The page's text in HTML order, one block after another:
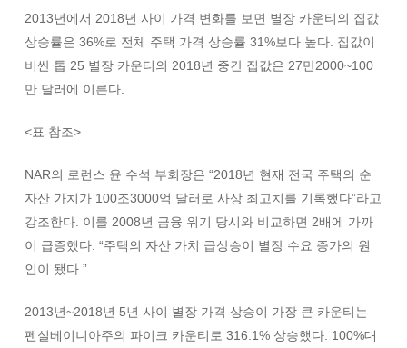
2013년에서 2018년 사이 가격 변화를 보면 별장 카운티의 집값
상승률은 36%로 전체 주택 가격 상승률 31%보다 높다. 집값이
비싼 톱 25 별장 카운티의 2018년 중간 집값은 27만2000~100
만 달러에 이른다.
<표 참조>
NAR의 로런스 윤 수석 부회장은 “2018년 현재 전국 주택의 순
자산 가치가 100조3000억 달러로 사상 최고치를 기록했다”라고
강조한다. 이를 2008년 금융 위기 당시와 비교하면 2배에 가까
이 급증했다. “주택의 자산 가치 급상승이 별장 수요 증가의 원
인이 됐다.”
2013년~2018년 5년 사이 별장 가격 상승이 가장 큰 카운티는
펜실베이니아주의 파이크 카운티로 316.1% 상승했다. 100%대